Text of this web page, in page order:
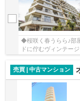
◆桜咲く春うらら♪部
ドに佇むヴィンテー
の2LDKファミリータ
売買 | 中古マンション